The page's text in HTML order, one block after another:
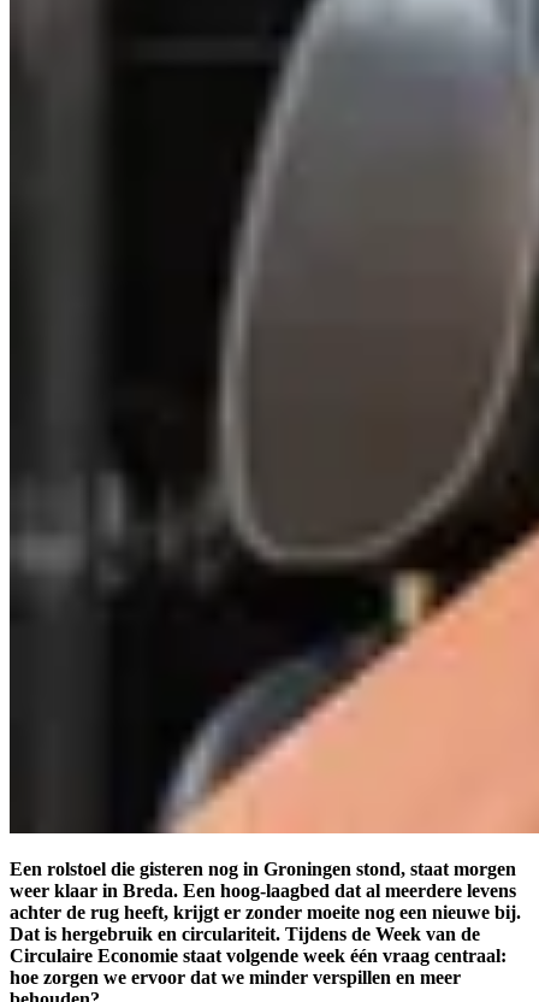
Een rolstoel die gisteren nog in Groningen stond, staat morgen
weer klaar in Breda. Een hoog-laagbed dat al meerdere levens
achter de rug heeft, krijgt er zonder moeite nog een nieuwe bij.
Dat is hergebruik en circulariteit. Tijdens de Week van de
Circulaire Economie staat volgende week één vraag centraal:
hoe zorgen we ervoor dat we minder verspillen en meer